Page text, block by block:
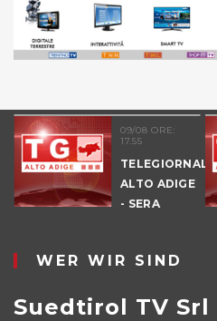
09/08 ORE:
17.55
TELEGIORNALE
ALTO ADIGE
- SERA
WER WIR SIND
Suedtirol TV Srl